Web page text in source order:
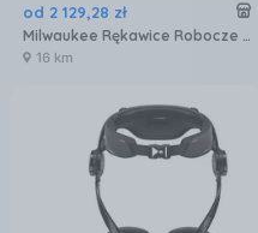
od 2 129,28 zł
Milwaukee Rękawice Robocze Ocieplane Odporne 9/L 4932479001
16 km